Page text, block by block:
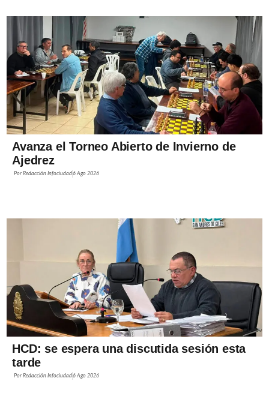
Avanza el Torneo Abierto de Invierno de
Ajedrez
PorRedacción Infociudad6 Ago 2026
HCD: se espera una discutida sesión esta
tarde
PorRedacción Infociudad6 Ago 2026